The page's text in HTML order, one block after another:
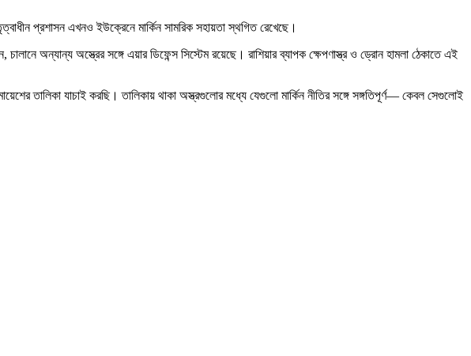
প্রশাসন এখনও ইউক্রেনে মার্কিন সামরিক সহায়তা স্থগিত রেখেছে।
অন্যান্য অস্ত্রের সঙ্গে এয়ার ডিফেন্স সিস্টেম রয়েছে। রাশিয়ার ব্যাপক ক্ষেপণাস্ত্র ও ড্রোন হামলা ঠেকাতে এই
তালিকা যাচাই করছি। তালিকায় থাকা অস্ত্রগুলোর মধ্যে যেগুলো মার্কিন নীতির সঙ্গে সঙ্গতিপূর্ণ— কেবল সেগুলোই